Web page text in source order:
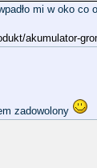
mi w oko co
akumulator-
zadowolony